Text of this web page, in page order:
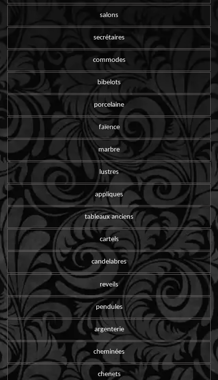
salons
secrétaires
commodes
bibelots
porcelaine
faïence
marbre
lustres
appliques
tableaux anciens
cartels
candelabres
reveils
pendules
argenterie
cheminées
chenets